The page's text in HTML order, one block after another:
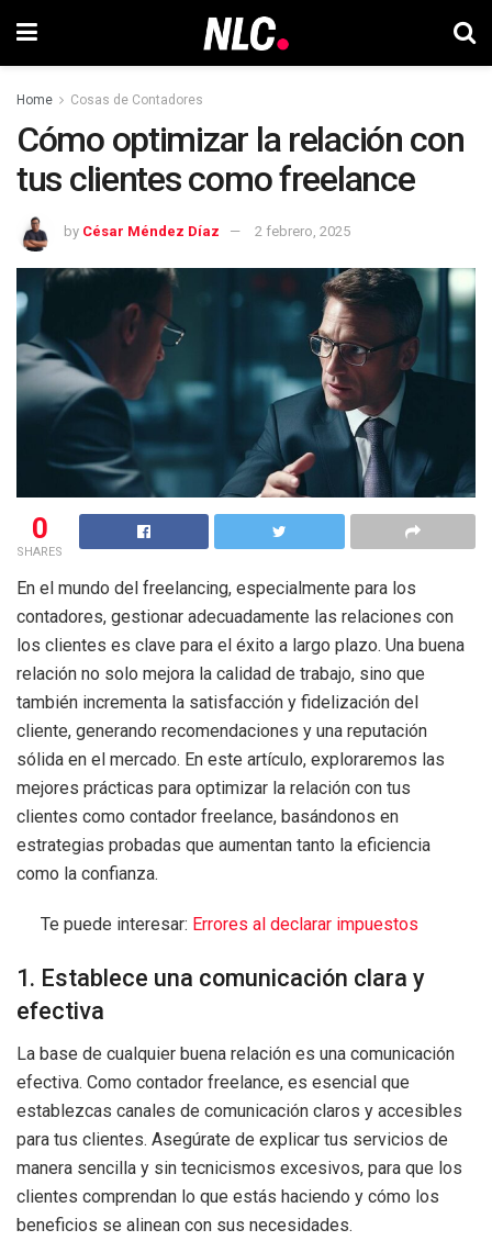
Home Cosas de Contadores
Cómo optimizar la relación con
tus clientes como freelance
by César Méndez Díaz 2 febrero, 2025
0
SHARES
En el mundo del freelancing, especialmente para los
contadores, gestionar adecuadamente las relaciones con
los clientes es clave para el éxito a largo plazo. Una buena
relación no solo mejora la calidad de trabajo, sino que
también incrementa la satisfacción y fidelización del
cliente, generando recomendaciones y una reputación
sólida en el mercado. En este artículo, exploraremos las
mejores prácticas para optimizar la relación con tus
clientes como contador freelance, basándonos en
estrategias probadas que aumentan tanto la eficiencia
como la confianza.
Te puede interesar: Errores al declarar impuestos
1. Establece una comunicación clara y
efectiva
La base de cualquier buena relación es una comunicación
efectiva. Como contador freelance, es esencial que
establezcas canales de comunicación claros y accesibles
para tus clientes. Asegúrate de explicar tus servicios de
manera sencilla y sin tecnicismos excesivos, para que los
clientes comprendan lo que estás haciendo y cómo los
beneficios se alinean con sus necesidades.